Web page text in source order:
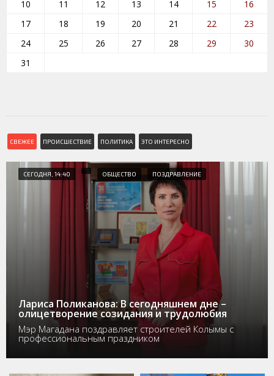
10
11 12 13 14 15
16
17
18 19 20 21 22
23
24
25 26 27 28 29
30
31
СВЕЖЕЕ ПРОИСШЕСТВИЕ ПОЛИТИКА ЭТО ИНТЕРЕСНО
СЕГОДНЯ, 14:40 ОБЩЕСТВО ПОЗДРАВЛЕНИЕ
Лариса Поликанова: В сегодняшнем дне –
олицетворение созидания и трудолюбия
Мэр Магадана поздравляет строителей Колымы с
профессиональным праздником